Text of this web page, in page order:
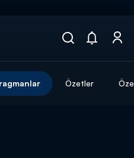
Özetler